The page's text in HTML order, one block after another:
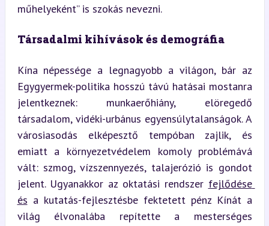
műhelyeként” is szokás nevezni.
Társadalmi kihívások és demográfia
Kína népessége a legnagyobb a világon, bár az
Egygyermek-politika hosszú távú hatásai mostanra
jelentkeznek: munkaerőhiány, elöregedő
társadalom, vidéki-urbánus egyensúlytalanságok. A
városiasodás elképesztő tempóban zajlik, és
emiatt a környezetvédelem komoly problémává
vált: szmog, vízszennyezés, talajerózió is gondot
jelent. Ugyanakkor az oktatási rendszer fejlődése
és a kutatás-fejlesztésbe fektetett pénz Kínát a
világ élvonalába repítette a mesterséges